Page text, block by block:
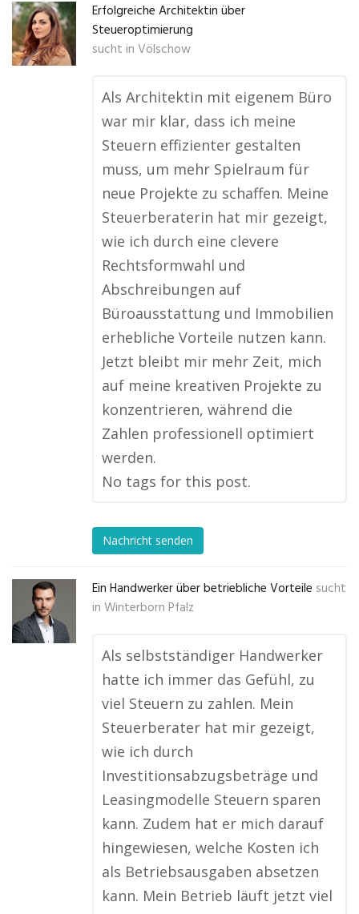
Erfolgreiche Architektin über
Steueroptimierung
sucht in Völschow
Als Architektin mit eigenem Büro
war mir klar, dass ich meine
Steuern effizienter gestalten
muss, um mehr Spielraum für
neue Projekte zu schaffen. Meine
Steuerberaterin hat mir gezeigt,
wie ich durch eine clevere
Rechtsformwahl und
Abschreibungen auf
Büroausstattung und Immobilien
erhebliche Vorteile nutzen kann.
Jetzt bleibt mir mehr Zeit, mich
auf meine kreativen Projekte zu
konzentrieren, während die
Zahlen professionell optimiert
werden.
No tags for this post.
Nachricht senden
Ein Handwerker über betriebliche Vorteile sucht
in Winterborn Pfalz
Als selbstständiger Handwerker
hatte ich immer das Gefühl, zu
viel Steuern zu zahlen. Mein
Steuerberater hat mir gezeigt,
wie ich durch
Investitionsabzugsbeträge und
Leasingmodelle Steuern sparen
kann. Zudem hat er mich darauf
hingewiesen, welche Kosten ich
als Betriebsausgaben absetzen
kann. Mein Betrieb läuft jetzt viel